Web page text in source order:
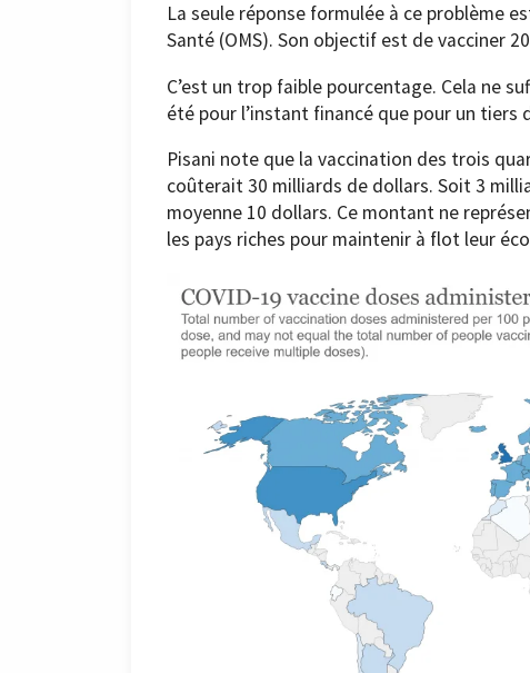
La seule réponse formulée à ce problème
Santé (OMS). Son objectif est de vacciner
C’est un trop faible pourcentage. Cela ne
été pour l’instant financé que pour un tiers
Pisani note que la vaccination des trois
coûterait 30 milliards de dollars. Soit 3
moyenne 10 dollars. Ce montant ne
les pays riches pour maintenir à flot leur